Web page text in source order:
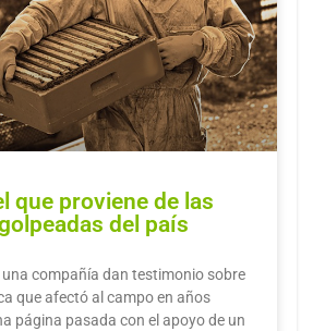
que proviene de las
del país
una compañía dan testimonio sobre
que afectó al campo en años
página pasada con el apoyo de un